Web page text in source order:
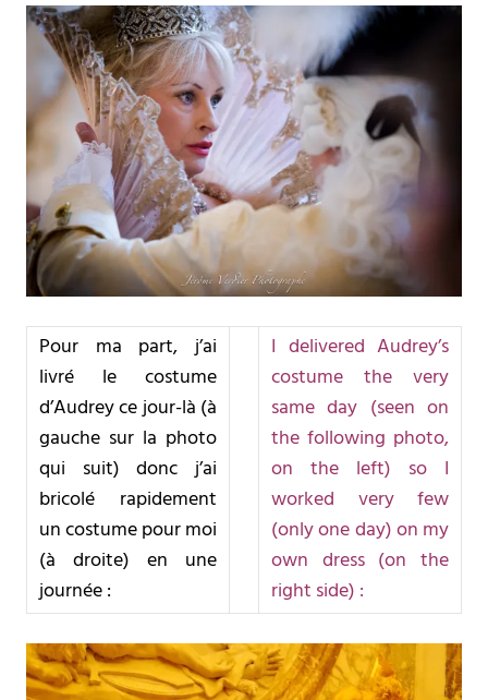
Pour ma part, j’ai
livré le costume
d’Audrey ce jour-là (à
gauche sur la photo
qui suit) donc j’ai
bricolé rapidement
un costume pour moi
(à droite) en une
journée :
I delivered Audrey’s
costume the very
same day (seen on
the following photo,
on the left) so I
worked very few
(only one day) on my
own dress (on the
right side) :